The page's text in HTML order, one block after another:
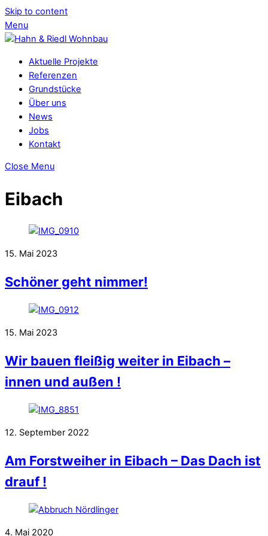
Skip to content
Menu
Aktuelle Projekte
Referenzen
Grundstücke
Über uns
News
Jobs
Kontakt
Close Menu
Eibach
15. Mai 2023
Schöner geht nimmer!
15. Mai 2023
Wir bauen fleißig weiter in Eibach –
innen und außen !
12. September 2022
Am Forstweiher in Eibach – Das Dach ist
drauf !
4. Mai 2020